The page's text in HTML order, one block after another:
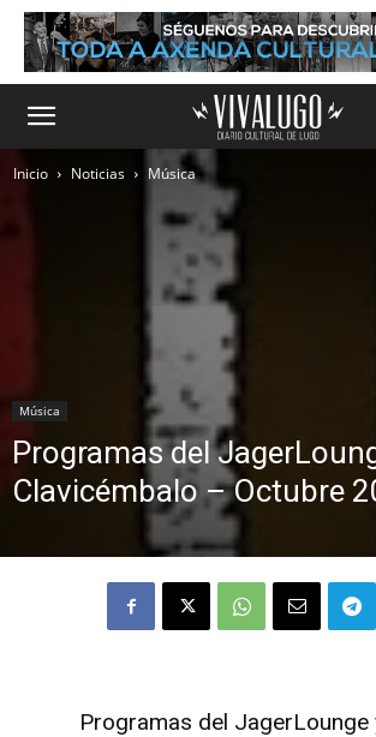
Inicio Noticias Música
Música
Programas del
Clavicémbalo – Octubre
Programas del JagerLounge